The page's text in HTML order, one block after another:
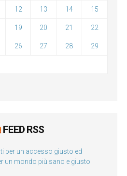
12 13 14 15
19 20 21 22
26 27 28 29
FEED RSS
per un accesso giusto ed
un mondo più sano e giusto